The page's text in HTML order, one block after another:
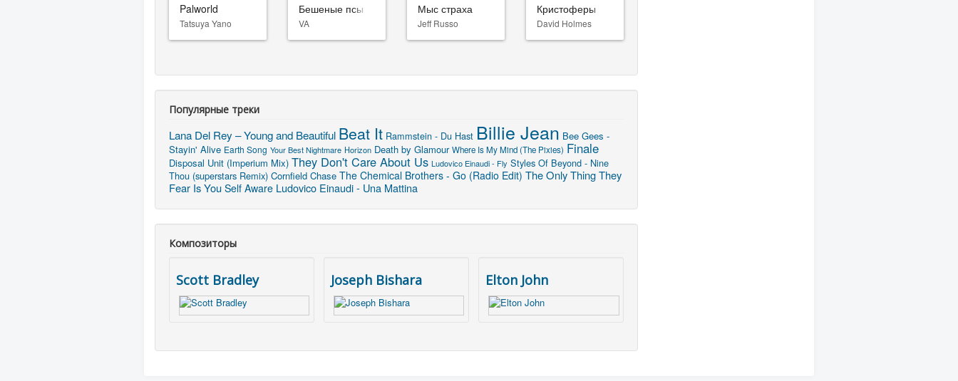
Palworld
Tatsuya Yano
Бешеные псы
VA
Мыс страха
Jeff Russo
Кристоферы
David Holmes
Популярные треки
Lana Del Rey – Young and Beautiful Beat It Rammstein - Du Hast Billie Jean Bee Gees -
Stayin' Alive Earth Song Your Best Nightmare Horizon Death by Glamour Where Is My Mind (The Pixies) Finale
Disposal Unit (Imperium Mix) They Don't Care About Us Ludovico Einaudi - Fly Styles Of Beyond - Nine
Thou (superstars Remix) Cornfield Chase The Chemical Brothers - Go (Radio Edit) The Only Thing They
Fear Is You Self Aware Ludovico Einaudi - Una Mattina
Композиторы
Scott Bradley Joseph Bishara Elton John